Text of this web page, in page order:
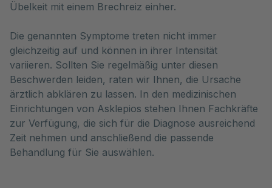
Übelkeit mit einem Brechreiz einher.
Die genannten Symptome treten nicht immer
gleichzeitig auf und können in ihrer Intensität
variieren. Sollten Sie regelmäßig unter diesen
Beschwerden leiden, raten wir Ihnen, die Ursache
ärztlich abklären zu lassen. In den medizinischen
Einrichtungen von Asklepios stehen Ihnen Fachkräfte
zur Verfügung, die sich für die Diagnose ausreichend
Zeit nehmen und anschließend die passende
Behandlung für Sie auswählen.